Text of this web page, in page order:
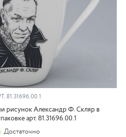
81.31696.00.1
рисунок Александр Ф. Скляр в
арт. 81.31696.00.1
Достаточно